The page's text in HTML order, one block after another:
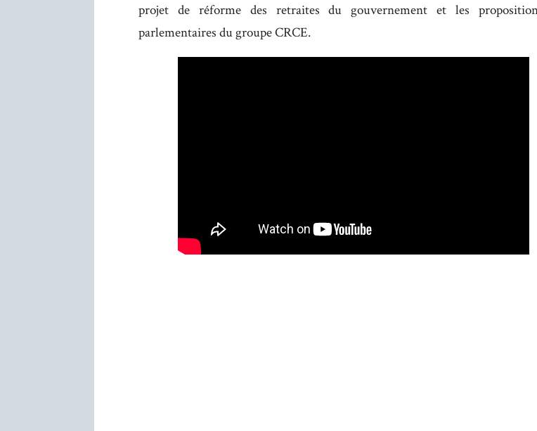
projet de réforme des retraites du gouvernement et les
parlementaires du groupe CRCE.